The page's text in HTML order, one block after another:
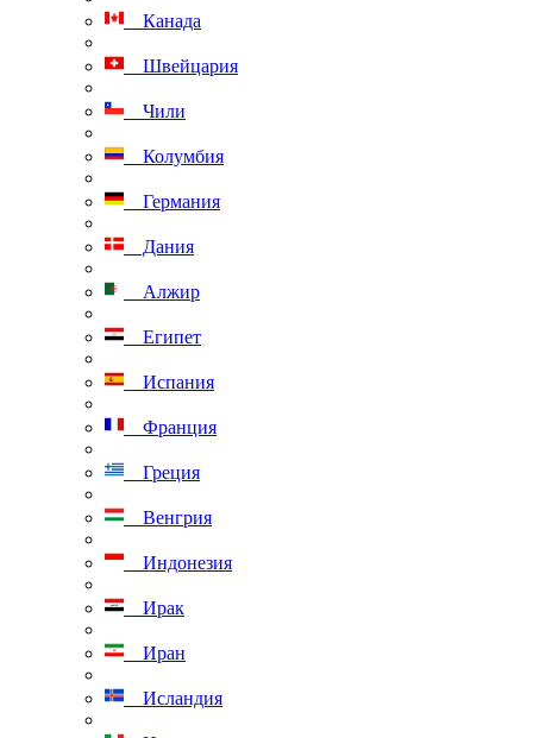
Канада
Швейцария
Чили
Колумбия
Германия
Дания
Алжир
Египет
Испания
Франция
Греция
Венгрия
Индонезия
Ирак
Иран
Исландия